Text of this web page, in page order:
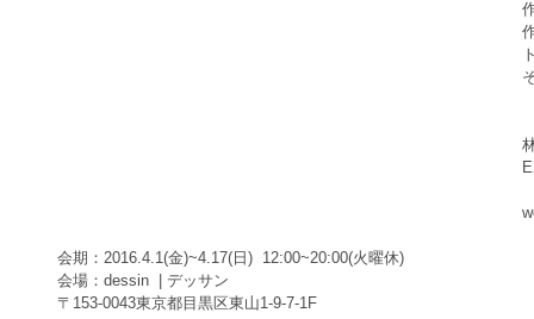
会期：2016.4.1(金)~4.17(日)  12:00~20:00(火曜休)
会場：dessin  | デッサン
〒153-0043東京都目黒区東山1-9-7-1F